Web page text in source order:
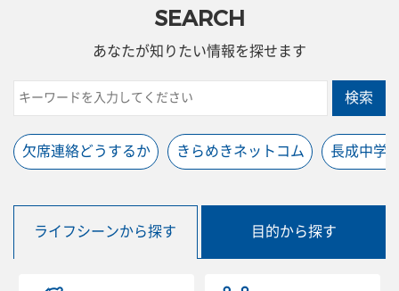
SEARCH
あなたが知りたい情報を探せます
検索
欠席連絡どうするか きらめきネットコム 長成中学
ライフシーンから探す 目的から探す